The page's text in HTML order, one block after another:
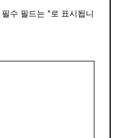
필수 필드는 *로 표시됩니